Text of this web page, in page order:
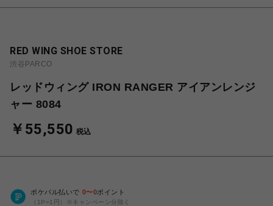
RED WING SHOE STORE
渋谷PARCO
レッドウィング IRON RANGER アイアンレンジ
ャー 8084
￥55,550 税込
ポケパル払いで 0〜0ポイント
（1P=1円）※キャンペーン分除く